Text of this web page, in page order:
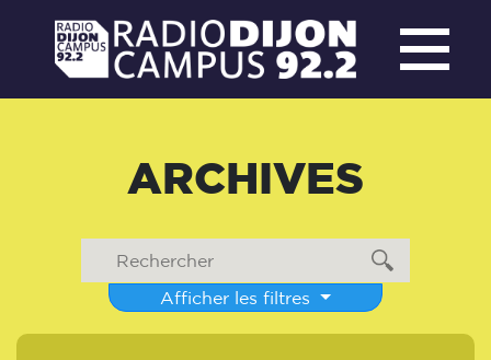
ARCHIVES
Afficher les filtres